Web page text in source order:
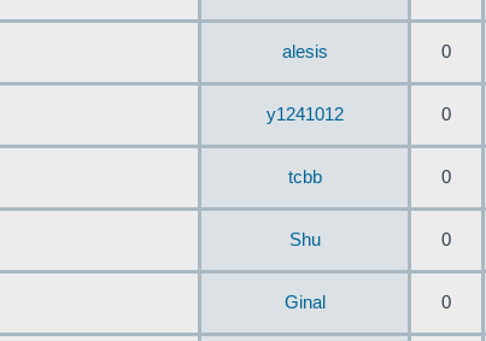
alesis 0
y1241012 0
tcbb 0
Shu 0
Ginal 0